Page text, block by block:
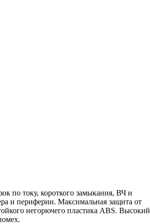
по току, короткого замыкания, ВЧ и
и периферии. Максимальная защита от
негорючего пластика ABS. Высокий